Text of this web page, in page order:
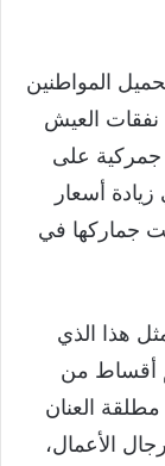
المواطنين
نفقات العيش
على
أسعار
جماركها في
هذا الذي
أقساط من
مطلقة العنان
الأعمال،